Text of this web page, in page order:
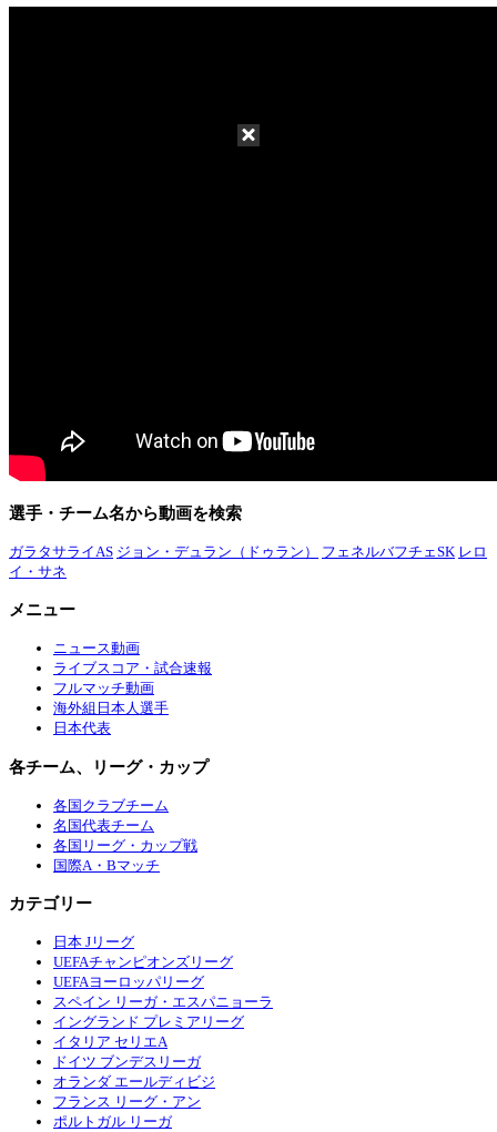
選手・チーム名から動画を検索
ガラタサライAS ジョン・デュラン（ドゥラン） フェネルバフチェSK レロ
イ・サネ
メニュー
ニュース動画
ライブスコア・試合速報
フルマッチ動画
海外組日本人選手
日本代表
各チーム、リーグ・カップ
各国クラブチーム
名国代表チーム
各国リーグ・カップ戦
国際A・Bマッチ
カテゴリー
日本 Jリーグ
UEFAチャンピオンズリーグ
UEFAヨーロッパリーグ
スペイン リーガ・エスパニョーラ
イングランド プレミアリーグ
イタリア セリエA
ドイツ ブンデスリーガ
オランダ エールディビジ
フランス リーグ・アン
ポルトガル リーガ